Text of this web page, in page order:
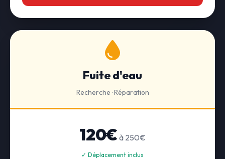
Fuite d'eau
Recherche · Réparation
120€ à 250€
✓ Déplacement inclus